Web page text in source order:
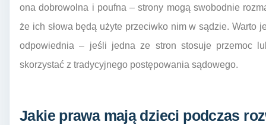
ona dobrowolna i poufna – strony mogą swobodnie
że ich słowa będą użyte przeciwko nim w sądzie. Warto
odpowiednia – jeśli jedna ze stron stosuje przemoc
skorzystać z tradycyjnego postępowania sądowego.
Jakie prawa mają dzieci podczas